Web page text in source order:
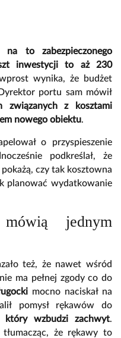
to zabezpieczonego
inwestycji to aż 230
wynika, że budżet
portu sam mówił
związanych z kosztami
nowego obiektu.
o przyspieszenie
podkreślał, że
czy tak kosztowna
planować wydatkowanie
jednym
też, że nawet wśród
ma pełnej zgody co do
mocno naciskał na
pomysł rękawów do
który wzbudzi zachwyt.
że rękawy to